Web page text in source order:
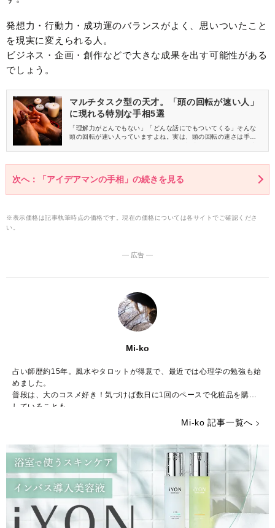
発想力・行動力・成功運のバランスがよく、思いついたこと
を現実に変えられる人。
ビジネス・企画・創作などで大きな成果を出す可能性がある
でしょう。
マルチタスク型の天才。「頭の回転が速い人」
に現れる特別な手相5選
「理解力がとんでもない」「どんな話にでもついてくる」そんな
頭の回転が速い人っていますよね。実は、頭の回転の速さは手相
い人に多く見られる代表的な手相を5つご紹介します。
次へ：「アイデアマンの手相」の続きを見る
※表示価格は記事執筆時点の価格です。現在の価格については各サイトでご確認くださ
い。
― 広告 ―
Mi-ko
占い師歴約15年。風水やタロットが得意で、最近では心理学の勉強も始
めました。
普段は、大のコスメ好き！気づけば数日に1回のペースで化粧品を購入
していることも……。
ストレスが多い今の時代……癒やしが欲しいという方のために、のんび
Mi-ko 記事一覧へ